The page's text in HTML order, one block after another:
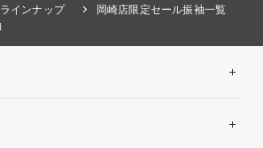
インナップ
岡崎店限定セール振袖一覧